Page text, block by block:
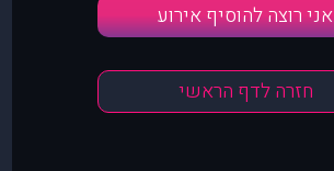
אני רוצה להוסיף אירוע
חזרה לדף הראשי